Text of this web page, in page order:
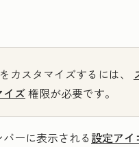
カスタマイズするには、
イズ権限が必要です。
ーに表示される設定アイ